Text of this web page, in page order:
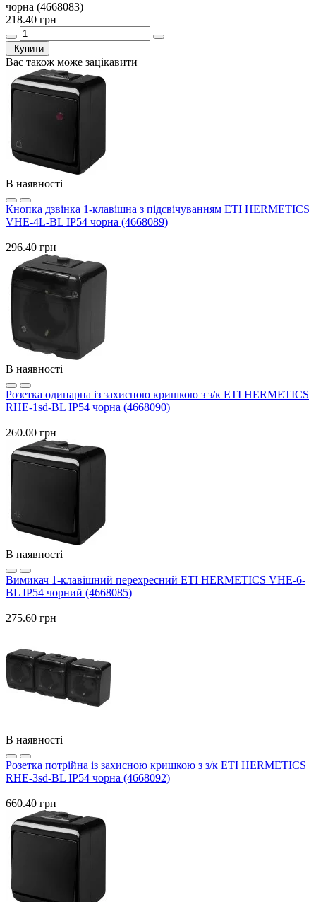
чорна (4668083)
218.40 грн
Купити
Вас також може зацікавити
В наявності
Кнопка дзвінка 1-клавішна з підсвічуванням ETI HERMETICS
VHE-4L-BL IP54 чорна (4668089)
296.40 грн
В наявності
Розетка одинарна із захисною кришкою з з/к ETI HERMETICS
RHE-1sd-BL IP54 чорна (4668090)
260.00 грн
В наявності
Вимикач 1-клавішний перехресний ETI HERMETICS VHE-6-
BL IP54 чорний (4668085)
275.60 грн
В наявності
Розетка потрійна із захисною кришкою з з/к ETI HERMETICS
RHE-3sd-BL IP54 чорна (4668092)
660.40 грн